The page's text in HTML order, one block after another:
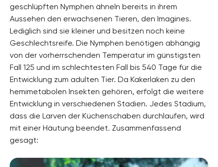
geschlüpften Nymphen ähneln bereits in ihrem
Aussehen den erwachsenen Tieren, den Imagines.
Lediglich sind sie kleiner und besitzen noch keine
Geschlechtsreife. Die Nymphen benötigen abhängig
von der vorherrschenden Temperatur im günstigsten
Fall 125 und im schlechtesten Fall bis 540 Tage für die
Entwicklung zum adulten Tier. Da Kakerlaken zu den
hemimetabolen Insekten gehören, erfolgt die weitere
Entwicklung in verschiedenen Stadien. Jedes Stadium,
dass die Larven der Küchenschaben durchlaufen, wird
mit einer Häutung beendet. Zusammenfassend
gesagt: